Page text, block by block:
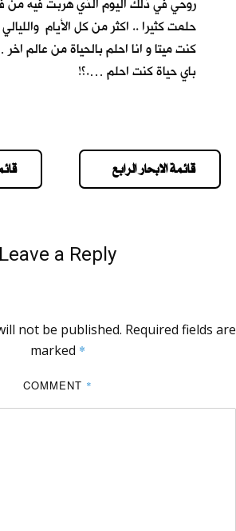
حلمت كثيرا .. اكثر من كل الأيام
كنت ميتا و انا احلم بالحياة من عالم
باي حياة كنت احلم ….؟!
قائمة الابحار الرابع
Leave a Reply
not be published. Required fields are
marked *
COMMENT *